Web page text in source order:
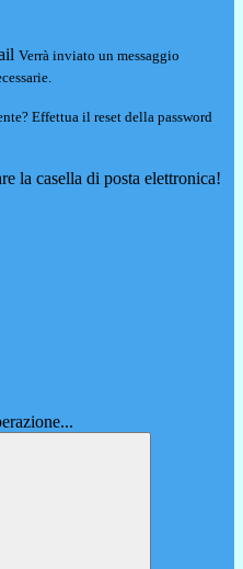
Verrà inviato un messaggio
Effettua il reset della password
la casella di posta elettronica!